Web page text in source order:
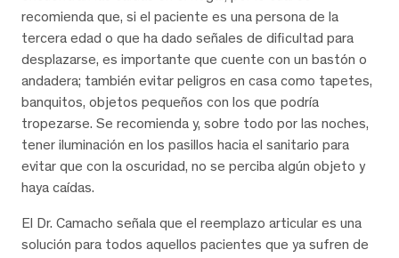
recomienda que, si el paciente es una persona de la
tercera edad o que ha dado señales de dificultad para
desplazarse, es importante que cuente con un bastón o
andadera; también evitar peligros en casa como tapetes,
banquitos, objetos pequeños con los que podría
tropezarse. Se recomienda y, sobre todo por las noches,
tener iluminación en los pasillos hacia el sanitario para
evitar que con la oscuridad, no se perciba algún objeto y
haya caídas.
El Dr. Camacho señala que el reemplazo articular es una
solución para todos aquellos pacientes que ya sufren de